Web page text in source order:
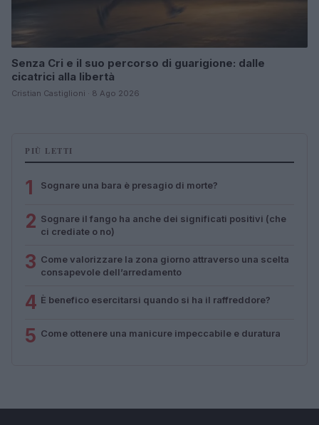
Senza Cri e il suo percorso di guarigione: dalle
cicatrici alla libertà
Cristian Castiglioni · 8 Ago 2026
PIÙ LETTI
1 Sognare una bara è presagio di morte?
2 Sognare il fango ha anche dei significati positivi (che
ci crediate o no)
3 Come valorizzare la zona giorno attraverso una scelta
consapevole dell’arredamento
4 È benefico esercitarsi quando si ha il raffreddore?
5 Come ottenere una manicure impeccabile e duratura